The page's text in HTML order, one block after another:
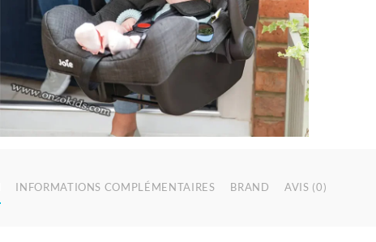
INFORMATIONS COMPLÉMENTAIRES BRAND AVIS (0)